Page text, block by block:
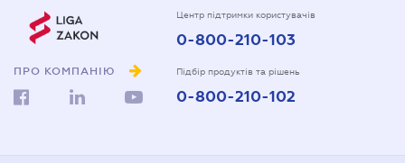
ПРО КОМПАНІЮ
Центр підтримки користувачів
0-800-210-103
Підбір продуктів та рішень
0-800-210-102